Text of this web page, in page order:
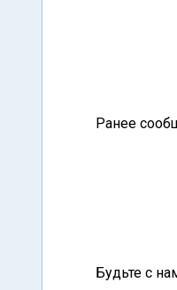
Ранее
Будьте с